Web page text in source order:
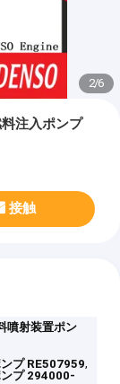
2/6
注入ポンプ
接触
噴射装置ポン
ンプ RE507959,
ンプ 294000-